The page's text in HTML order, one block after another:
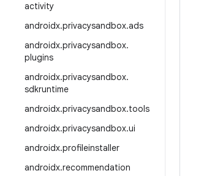
activity
androidx.privacysandbox.ads
androidx.privacysandbox.
plugins
androidx.privacysandbox.
sdkruntime
androidx.privacysandbox.tools
androidx.privacysandbox.ui
androidx.profileinstaller
androidx.recommendation